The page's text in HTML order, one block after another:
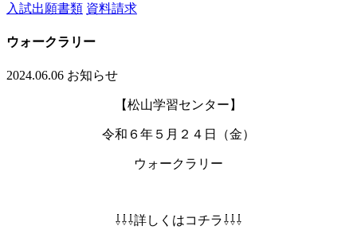
入試出願書類 資料請求
ウォークラリー
2024.06.06 お知らせ
【松山学習センター】
令和６年５月２４日（金）
ウォークラリー
⇩⇩⇩詳しくはコチラ⇩⇩⇩